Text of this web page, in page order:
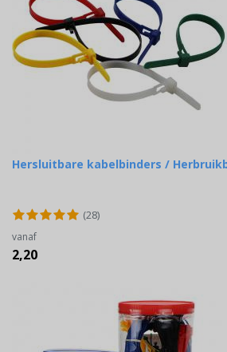
Hersluitbare kabelbinders /
(28)
vanaf
2,20